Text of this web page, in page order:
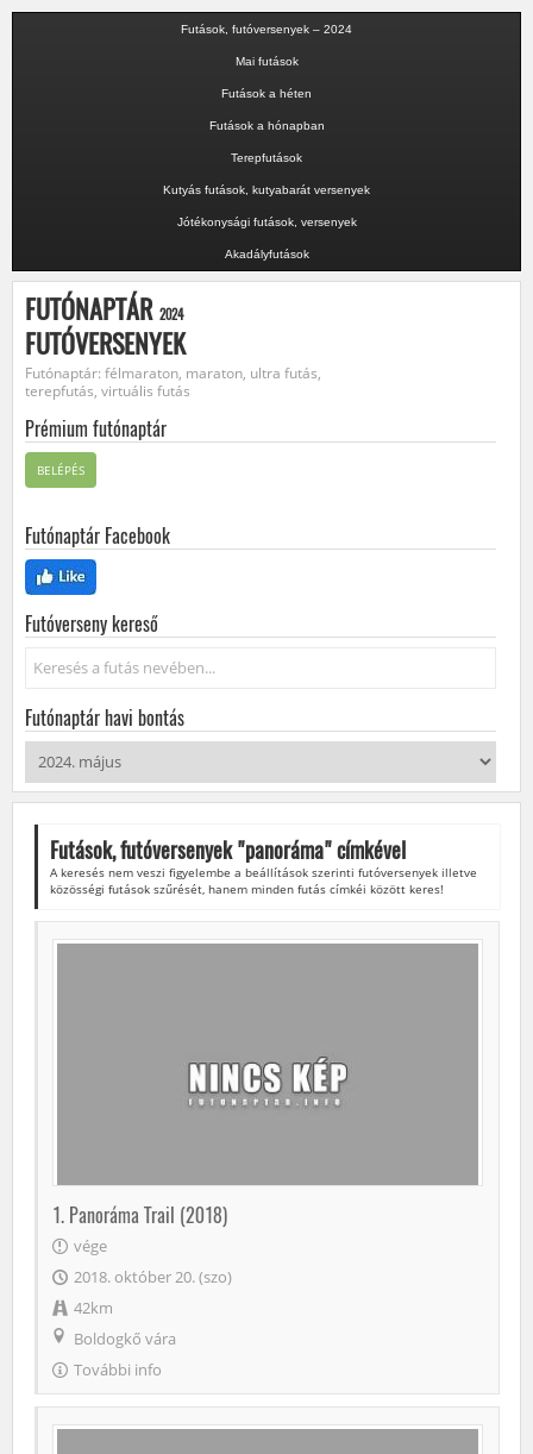
Futások, futóversenyek – 2024
Mai futások
Futások a héten
Futások a hónapban
Terepfutások
Kutyás futások, kutyabarát versenyek
Jótékonysági futások, versenyek
Akadályfutások
FUTÓNAPTÁR 2024
FUTÓVERSENYEK
Futónaptár: félmaraton, maraton, ultra futás,
terepfutás, virtuális futás
Prémium futónaptár
BELÉPÉS
Futónaptár Facebook
Futóverseny kereső
Keresés...
Futónaptár havi bontás
Futások, futóversenyek "panoráma" címkével
A keresés nem veszi figyelembe a beállítások szerinti futóversenyek illetve
közösségi futások szűrését, hanem minden futás címkéi között keres!
1. Panoráma Trail (2018)
vége
2018. október 20. (szo)
42km
Boldogkő vára
További info